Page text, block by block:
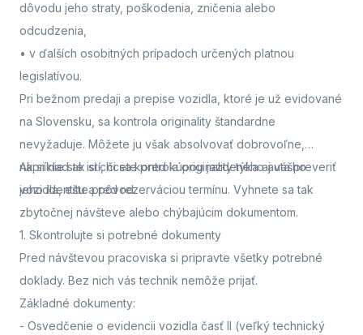
dôvodu jeho straty, poškodenia, zničenia alebo
odcudzenia,
• v ďalších osobitných prípadoch určených platnou
legislatívou.
Pri bežnom predaji a prepise vozidla, ktoré je už evidované
na Slovensku, sa kontrola originality štandardne
nevyžaduje. Môžete ju však absolvovať dobrovoľne,
napríklad ak si chcete pred kúpou jazdeného auta preveriť
jeho identitu a pôvod.
Ak si nie ste istí, či sa kontrola originality týka aj vášho
vozidla,ešte pred rezerváciou termínu. Vyhnete sa tak
zbytočnej návšteve alebo chýbajúcim dokumentom.
1. Skontrolujte si potrebné dokumenty
Pred návštevou pracoviska si pripravte všetky potrebné
doklady. Bez nich vás technik nemôže prijať.
Základné dokumenty:
- Osvedčenie o evidencii vozidla časť II (veľký technický